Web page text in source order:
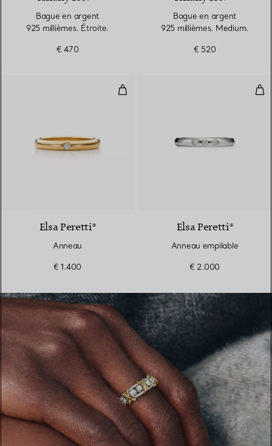
Bague en argent
925 millièmes. Étroite.
€ 470
Bague en argent
925 millièmes. Medium.
€ 520
Anneau
Elsa Peretti®
Anneau
€ 1.400
Elsa Peretti®
Anneau empilable
€ 2.000